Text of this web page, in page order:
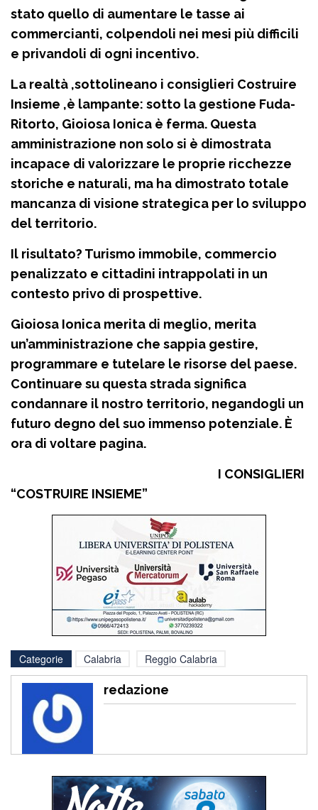
stato quello di aumentare le tasse ai
commercianti, colpendoli nei mesi più difficili
e privandoli di ogni incentivo.
La realtà ,sottolineano i consiglieri Costruire
Insieme ,è lampante: sotto la gestione Fuda-
Ritorto, Gioiosa Ionica è ferma. Questa
amministrazione non solo si è dimostrata
incapace di valorizzare le proprie ricchezze
storiche e naturali, ma ha dimostrato totale
mancanza di visione strategica per lo sviluppo
del territorio.
Il risultato? Turismo immobile, commercio
penalizzato e cittadini intrappolati in un
contesto privo di prospettive.
Gioiosa Ionica merita di meglio, merita
un’amministrazione che sappia gestire,
programmare e tutelare le risorse del paese.
Continuare su questa strada significa
condannare il nostro territorio, negandogli un
futuro degno del suo immenso potenziale. È
ora di voltare pagina.
I CONSIGLIERI
“COSTRUIRE INSIEME”
Categorie Calabria Reggio Calabria
redazione